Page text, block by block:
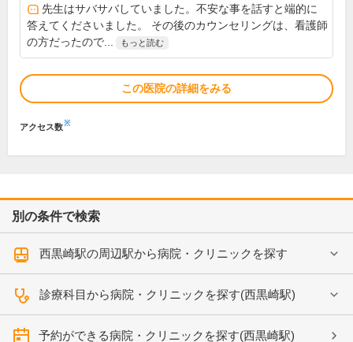
先生はサバサバしていました。不安な事を話すと端的に
答えてくださいました。 その後のカウンセリングは、看護師
の方だったので...
もっと読む
この医院の詳細をみる
アクセス数※
別の条件で検索
西黒崎駅の周辺駅から病院・クリニックを探す
診療科目から病院・クリニックを探す(西黒崎駅)
予約ができる病院・クリニックを探す(西黒崎駅)